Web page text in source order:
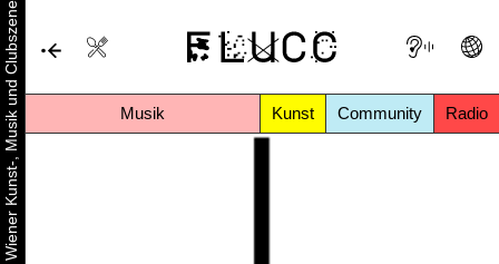
Musik Kunst Community Radio